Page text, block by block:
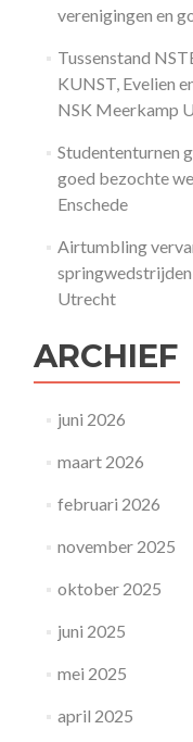
verenigingen en
Tussenstand
KUNST, Evelien
NSK Meerkamp
Studententurnen
goed bezochte
Enschede
Airtumbling
Utrecht
ARCHIEF
juni 2026
maart 2026
februari 2026
november 2025
oktober 2025
juni 2025
mei 2025
april 2025